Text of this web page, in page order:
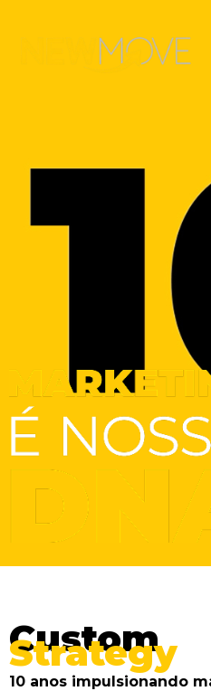
Custom
Strategy
10 anos impulsionando